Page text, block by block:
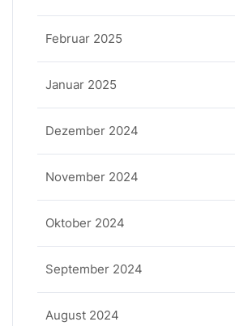
Februar 2025
Januar 2025
Dezember 2024
November 2024
Oktober 2024
September 2024
August 2024